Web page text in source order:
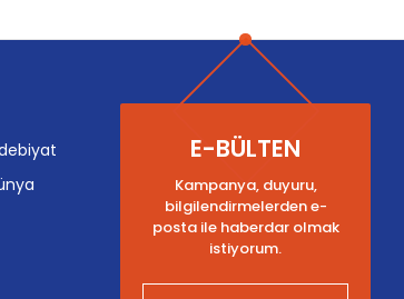
E-BÜLTEN
Kampanya, duyuru,
bilgilendirmelerden e-
posta ile haberdar olmak
istiyorum.